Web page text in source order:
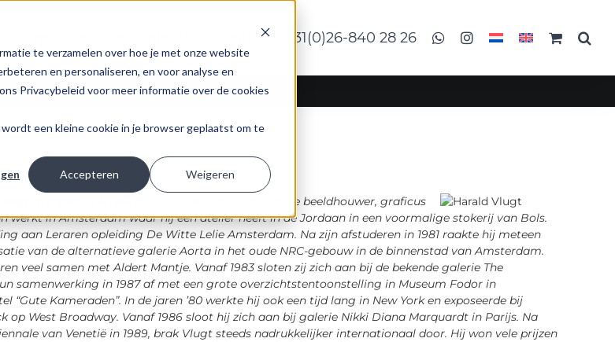
te verzamelen over hoe je met onze website
en personaliseren, en voor analyse en
Privacybeleid voor meer informatie over de cookies
een kleine cookie in je browser geplaatst om te
Accepteren Weigeren
contact +31(0)26-840 28 26
is een bekende Nederlandse beeldhouwer, graficus
werkt in Amsterdam waar hij een atelier heeft in de Jordaan in een voormalige stokerij van Bols.
aan Leraren opleiding De Witte Lelie Amsterdam. Na zijn afstuderen in 1981 raakte hij meteen
van de alternatieve galerie Aorta in het oude NRC-gebouw in de binnenstad van Amsterdam.
veel samen metAldert Mantje. Vanaf 1983 sloten zij zich aan bij de bekende galerie The
samenwerking in 1987 af met een grote overzichtstentoonstelling in Museum Fodor in
“Gute Kameraden”. In de jaren ’80 werkte hij ook een tijd lang in New York en exposeerde bij
op West Broadway. Vanaf 1986 sloot hij zich aan bij galerie Nikki Diana Marquardt in Parijs. Na
van Venetië in 1989, brak Vlugt steeds nadrukkelijker internationaal door. Hij won vele prijzen